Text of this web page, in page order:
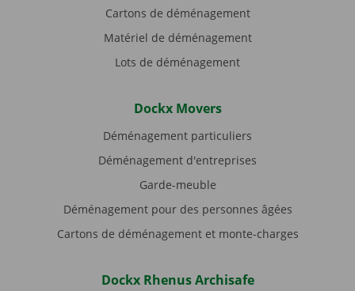
Cartons de déménagement
Matériel de déménagement
Lots de déménagement
Dockx Movers
Déménagement particuliers
Déménagement d'entreprises
Garde-meuble
Déménagement pour des personnes âgées
Cartons de déménagement et monte-charges
Dockx Rhenus Archisafe